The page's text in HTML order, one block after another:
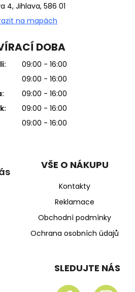
4, Jihlava, 586 01
na mapách
DOBA
09:00 - 16:00
09:00 - 16:00
09:00 - 16:00
09:00 - 16:00
09:00 - 16:00
VŠE O NÁKUPU
Kontakty
Reklamace
Obchodní podmínky
Ochrana osobních údajů
SLEDUJTE NÁS